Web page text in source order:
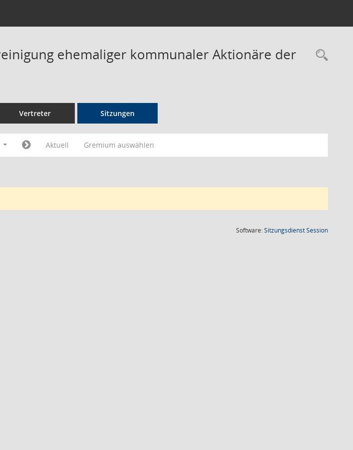
ehemaliger kommunaler Aktionäre der
Vertreter Sitzungen
Aktuell Gremium auswählen
Software:SitzungsdienstSession(Wird in